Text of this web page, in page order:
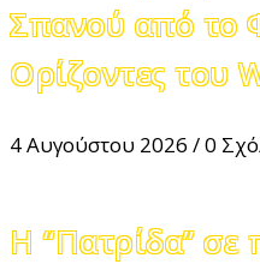
Σπανού από το
Ορίζοντες του
4 Αυγούστου 2026 /0
Η “Πατρίδα” σε